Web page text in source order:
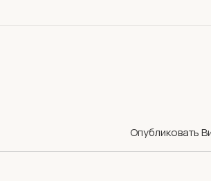
Опубликовать